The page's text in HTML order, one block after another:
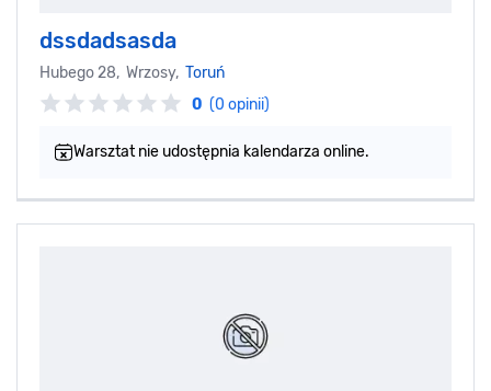
dssdadsasda
Hubego 28, Wrzosy, Toruń
0 (0 opinii)
Warsztat nie udostępnia kalendarza online.